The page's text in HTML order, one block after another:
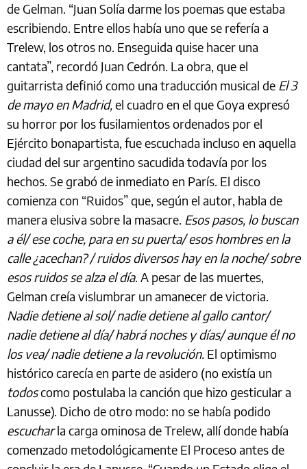
de Gelman. “Juan Solía darme los poemas que estaba
escribiendo. Entre ellos había uno que se refería a
Trelew, los otros no. Enseguida quise hacer una
cantata”, recordó Juan Cedrón. La obra, que el
guitarrista definió como una traducción musical de El 3
de mayo en Madrid,el cuadro en el que Goya expresó
su horror por los fusilamientos ordenados por el
Ejército bonapartista, fue escuchada incluso en aquella
ciudad del sur argentino sacudida todavía por los
hechos. Se grabó de inmediato en París. El disco
comienza con “Ruidos” que, según el autor, habla de
manera elusiva sobre la masacre. Esos pasos, lo buscan
a él/ ese coche, para en su puerta/ esos hombres en la
calle ¿acechan? / ruidos diversos hay en la noche/ sobre
esos ruidos se alza el día. A pesar de las muertes,
Gelman creía vislumbrar un amanecer de victoria.
Nadie detiene al sol/ nadie detiene al gallo cantor/
nadie detiene al día/ habrá noches y días/ aunque él no
los vea/ nadie detiene a la revolución. El optimismo
histórico carecía en parte de asidero (no existía un
todoscomo postulaba la canción que hizo gesticular a
Lanusse). Dicho de otro modo: no se había podido
escucharla carga ominosa de Trelew, allí donde había
comenzado metodológicamente El Proceso antes de